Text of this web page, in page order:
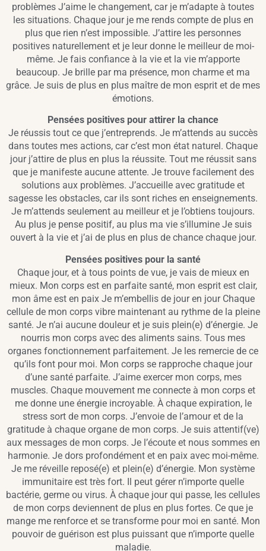
problèmes J’aime le changement, car je m’adapte à toutes
les situations. Chaque jour je me rends compte de plus en
plus que rien n’est impossible. J’attire les personnes
positives naturellement et je leur donne le meilleur de moi-
même. Je fais confiance à la vie et la vie m’apporte
beaucoup. Je brille par ma présence, mon charme et ma
grâce. Je suis de plus en plus maître de mon esprit et de mes
émotions.
Pensées positives pour attirer la chance
Je réussis tout ce que j’entreprends. Je m’attends au succès
dans toutes mes actions, car c’est mon état naturel. Chaque
jour j’attire de plus en plus la réussite. Tout me réussit sans
que je manifeste aucune attente. Je trouve facilement des
solutions aux problèmes. J’accueille avec gratitude et
sagesse les obstacles, car ils sont riches en enseignements.
Je m’attends seulement au meilleur et je l’obtiens toujours.
Au plus je pense positif, au plus ma vie s’illumine Je suis
ouvert à la vie et j’ai de plus en plus de chance chaque jour.
Pensées positives pour la santé
Chaque jour, et à tous points de vue, je vais de mieux en
mieux. Mon corps est en parfaite santé, mon esprit est clair,
mon âme est en paix Je m’embellis de jour en jour Chaque
cellule de mon corps vibre maintenant au rythme de la pleine
santé. Je n’ai aucune douleur et je suis plein(e) d’énergie. Je
nourris mon corps avec des aliments sains. Tous mes
organes fonctionnement parfaitement. Je les remercie de ce
qu’ils font pour moi. Mon corps se rapproche chaque jour
d’une santé parfaite. J’aime exercer mon corps, mes
muscles. Chaque mouvement me connecte à mon corps et
me donne une énergie incroyable. À chaque expiration, le
stress sort de mon corps. J’envoie de l’amour et de la
gratitude à chaque organe de mon corps. Je suis attentif(ve)
aux messages de mon corps. Je l’écoute et nous sommes en
harmonie. Je dors profondément et en paix avec moi-même.
Je me réveille reposé(e) et plein(e) d’énergie. Mon système
immunitaire est très fort. Il peut gérer n’importe quelle
bactérie, germe ou virus. À chaque jour qui passe, les cellules
de mon corps deviennent de plus en plus fortes. Ce que je
mange me renforce et se transforme pour moi en santé. Mon
pouvoir de guérison est plus puissant que n’importe quelle
maladie.